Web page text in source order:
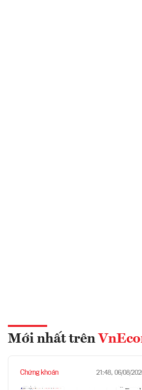
Mới nhất trên
Chứng khoán 21:48, 06/08/